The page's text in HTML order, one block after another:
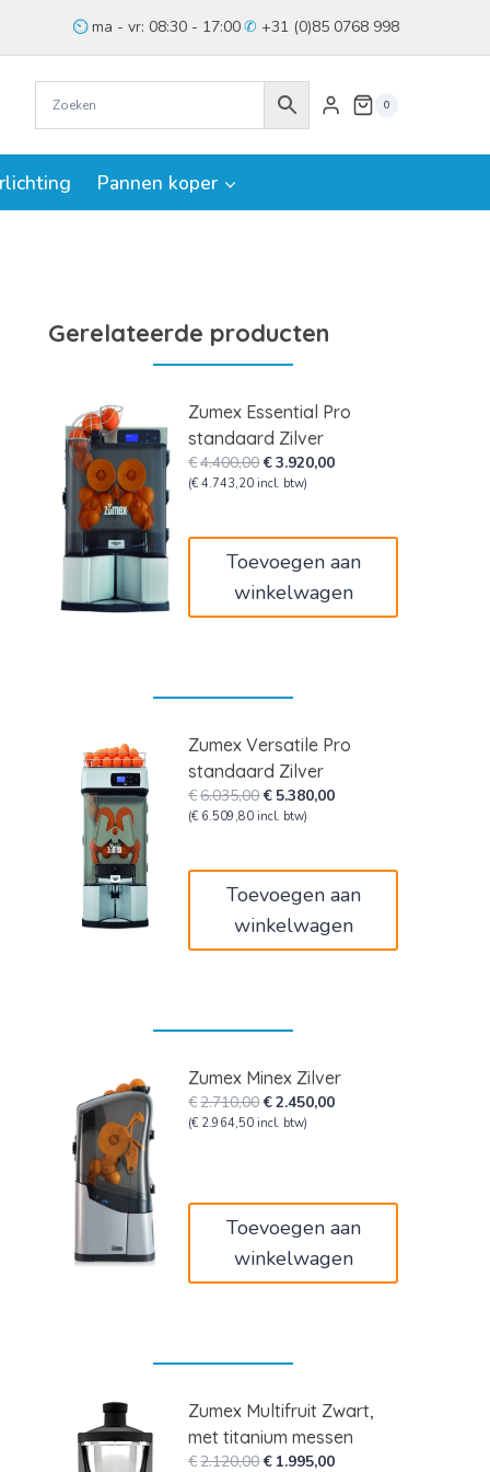
ma - vr: 08:30 - 17:00 +31 (0)85 0768 998
0
Pannen koper
Gerelateerde producten
Zumex Essential Pro
standaard Zilver
€4.400,00Oorspronkelijke
prijs
€3.920,00Huidige
(€ 4.743,20 incl. btw)
Toevoegen aan
winkelwagen
Zumex Versatile Pro
standaard Zilver
€6.035,00Oorspronkelijke
prijs
€ 5.380,00Huidige
(€ 6.509,80 incl. btw)
Toevoegen aan
winkelwagen
Zumex Minex Zilver
€2.710,00Oorspronkelijke
prijs
€2.450,00Huidige
(€ 2.964,50 incl. btw)
Toevoegen aan
winkelwagen
Zumex Multifruit Zwart,
met titanium messen
€2.120,00Oorspronkelijke
€ 1.995,00Huidige